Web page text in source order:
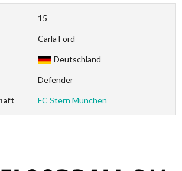
15
Carla Ford
Deutschland
Defender
FC Stern München